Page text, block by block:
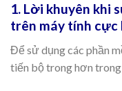
1. Lời khuyên khi
trên máy tính cực
Để sử dụng các phần
tiến bộ trong hơn trong